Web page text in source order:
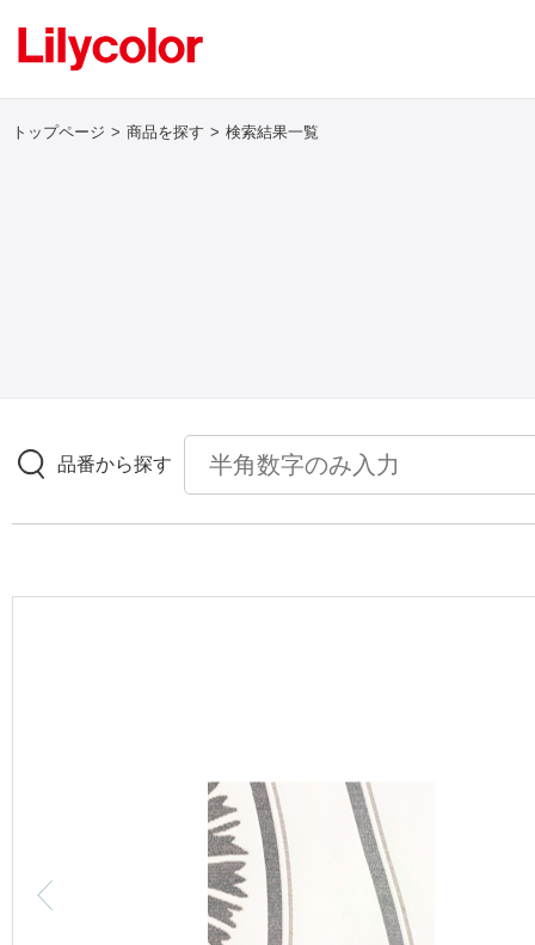
壁紙
カーテン
トップページ 商品を探す 検索結果一覧
品番から探す